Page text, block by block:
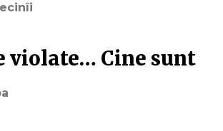
violate… Cine sunt